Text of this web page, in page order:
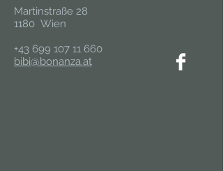
Martinstraße 28
1180 Wien
+43 699 107 11 660
bibi@bonanza.at